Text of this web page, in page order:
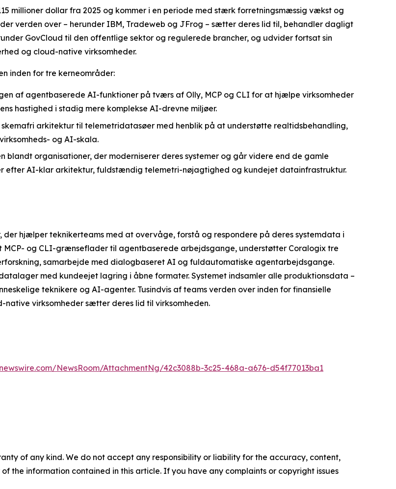
millioner dollar fra 2025 og kommer i en periode med stærk forretningsmæssig vækst og
verden over – herunder IBM, Tradeweb og JFrog – sætter deres lid til, behandler dagligt
GovCloud til den offentlige sektor og regulerede brancher, og udvider fortsat sin
og cloud-native virksomheder.
inden for tre kerneområder:
af agentbaserede AI-funktioner på tværs af Olly, MCP og CLI for at hjælpe virksomheder
hastighed i stadig mere komplekse AI-drevne miljøer.
skemafri arkitektur til telemetridatasøer med henblik på at understøtte realtidsbehandling,
og AI-skala.
blandt organisationer, der moderniserer deres systemer og går videre end de gamle
efter AI-klar arkitektur, fuldstændig telemetri-nøjagtighed og kundejet datainfrastruktur.
hjælper teknikerteams med at overvåge, forstå og respondere på deres systemdata i
og CLI-grænseflader til agentbaserede arbejdsgange, understøtter Coralogix tre
samarbejde med dialogbaseret AI og fuldautomatiske agentarbejdsgange.
med kundeejet lagring i åbne formater. Systemet indsamler alle produktionsdata –
teknikere og AI-agenter. Tusindvis af teams verden over inden for finansielle
virksomheder sætter deres lid til virksomheden.
NewsRoom/AttachmentNg/42c3088b-3c25-468a-a676-d54f77013ba1
of any kind. We do not accept any responsibility or liability for the accuracy, content,
the information contained in this article. If you have any complaints or copyright issues